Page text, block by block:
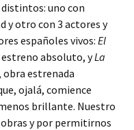
uno con
y otro con 3 actores y
españoles vivos: El
absoluto, yLa
estrenada
ojalá, comience
brillante. Nuestro
y por permitirnos